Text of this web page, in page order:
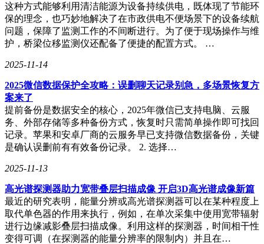
外媒高度评价了这一研究成果，指出WBM模型并非旨在取代
传感器数据，而是与其形成互补。WBM模型擅长捕捉长期行
为信号，而PPG则擅长捕捉短期生理变化。通过将两者结合，
可以更早地发现健康变化，为用户的健康管理提供更加全面和
精准的支持。
这种方式能够利用清洁能源为设备持续供电，既体现了节能环
保的理念，也巧妙地解决了在市政供电不便场景下的设备续航
问题，保障了监测工作的不间断进行。为了便于现场操作与维
护，桥梁位移监测仪还配备了便捷的配置方式。 …
2025-11-14
2025微信数据保护全攻略：误删聊天记录别急，多场景恢复方
案来了
提前备份是数据安全的核心，2025年微信已支持电脑、云服
务、外部存储等多种备份方式，恢复时只需简单操作即可找回
记录。苹果和安卓厂商的云服务早已支持微信数据备份，关键
是确认误删前有有效备份记录。 2. 选择…
2025-11-13
高光谱探测器助力宽带叠层扫描成像 开启3D高光谱成像新篇
最近的研究表明，能量分辨或高光谱探测器可以在某种程度上
取代单色器的作用来执行，例如，在单次采集中使用宽带辐射
进行边缘减影叠层扫描成像。利用这样的探测器，时间相干性
变得可调（在探测器的能量分辨率的限制内）并且在…